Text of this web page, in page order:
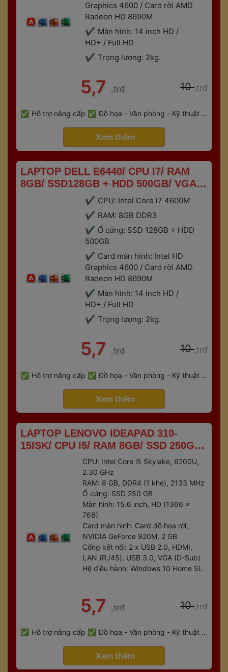
Graphics 4600 / Card rời AMD
Radeon HD 8690M
Màn hình: 14 inch HD /
HD+ / Full HD
Trọng lượng: 2kg.
5,7 ,trđ 10 ,trđ
Hỗ trợ nâng cấp
Đồ họa - Văn phòng - Kỹ thuật -
Xem thêm
LAPTOP DELL E6440/ CPU I7/ RAM
8GB/ SSD128GB + HDD 500GB/ VGA
CPU: Intel Core i7 4600M
RAM: 8GB DDR3
Ổ cứng: SSD 128GB + HDD
500GB
Card màn hình: Intel HD
Graphics 4600 / Card rời AMD
Radeon HD 8690M
Màn hình: 14 inch HD /
HD+ / Full HD
Trọng lượng: 2kg.
5,7 ,trđ 10 ,trđ
Hỗ trợ nâng cấp
Đồ họa - Văn phòng - Kỹ thuật -
Xem thêm
LAPTOP LENOVO IDEAPAD 310-
15ISK/ CPU I5/ RAM 8GB/ SSD 250GB/
VGA RỜI 2GB CPU: Intel Core i5 Skylake, 6200U,
2.30 GHz
RAM: 8 GB, DDR4 (1 khe), 2133 MHz
Ổ cứng: SSD 250 GB
Màn hình: 15.6 inch, HD (1366 x
768)
Card màn hình: Card đồ họa rời,
NVIDIA GeForce 920M, 2 GB
Cổng kết nối: 2 x USB 2.0, HDMI,
LAN (RJ45), USB 3.0, VGA (D-Sub)
Hệ điều hành: Windows 10 Home SL
5,7 ,trđ 10 ,trđ
Hỗ trợ nâng cấp
Đồ họa - Văn phòng - Kỹ thuật -
Xem thêm